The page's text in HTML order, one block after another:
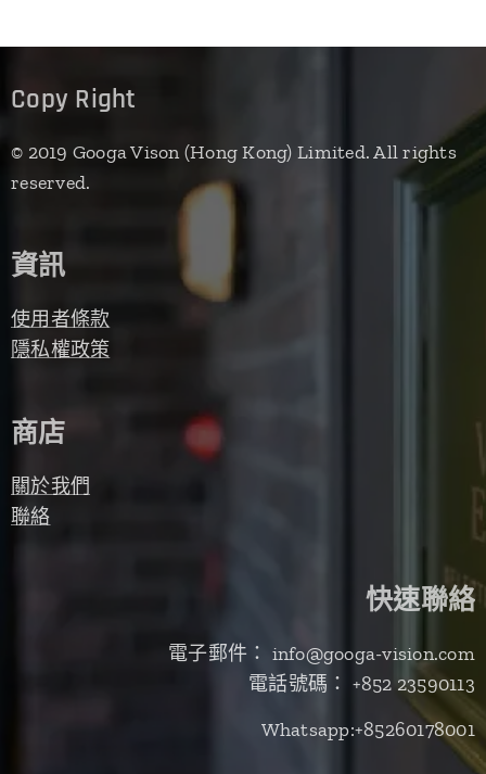
Copy Right
© 2019 Googa Vison (Hong Kong) Limited. All rights
reserved.
資訊
使用者條款
隱私權政策
商店
關於我們
聯絡
快速聯絡
電子郵件： info@googa-vision.com
電話號碼： +852 23590113
Whatsapp:+85260178001